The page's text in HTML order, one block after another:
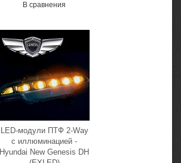
В сравнения
LED-модули ПТФ 2-Way
с иллюминацией -
Hyundai New Genesis DH